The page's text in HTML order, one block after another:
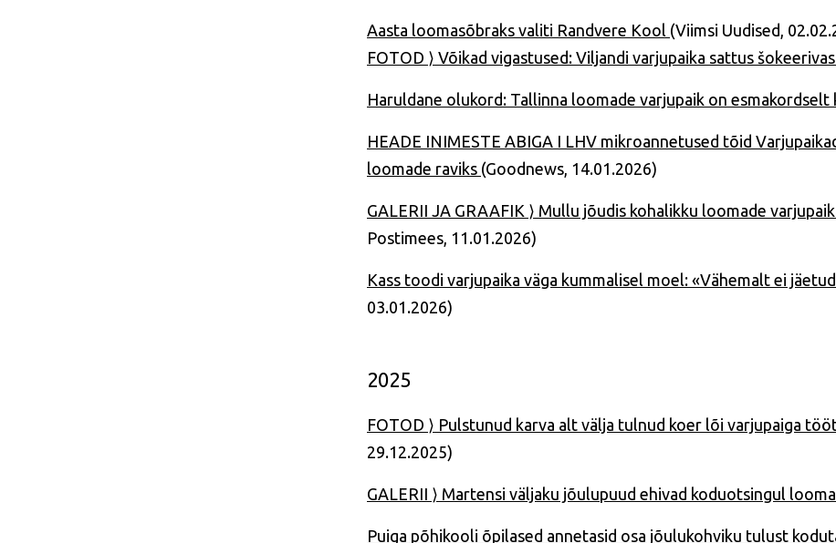
Aasta loomasõbraks valiti Randvere Kool (Viimsi Uudised,
FOTOD ⟩ Võikad vigastused: Viljandi varjupaika sattus
Haruldane olukord: Tallinna loomade varjupaik on
HEADE INIMESTE ABIGA I LHV mikroannetused tõid
loomade raviks (Goodnews, 14.01.2026)
GALERII JA GRAAFIK ⟩ Mullu jõudis kohalikku loomade
Postimees, 11.01.2026)
Kass toodi varjupaika väga kummalisel moel: «Vähemalt ei
03.01.2026)
2025
FOTOD ⟩ Pulstunud karva alt välja tulnud koer lõi varjupaiga
29.12.2025)
GALERII ⟩ Martensi väljaku jõulupuud ehivad koduotsingul
Puiga põhikooli õpilased annetasid osa jõulukohviku tulust